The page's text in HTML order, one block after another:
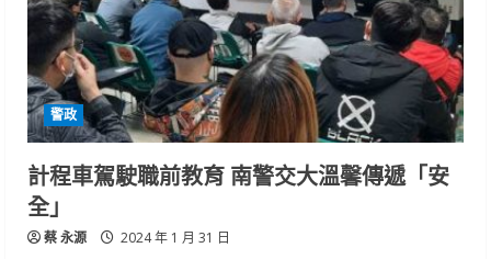
警政
計程車駕駛職前教育 南警交大溫馨傳遞「安
全」
蔡 永源 2024 年 1 月 31 日